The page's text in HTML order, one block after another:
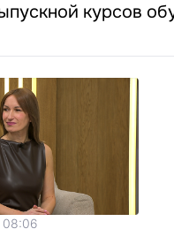
курсов
08:06